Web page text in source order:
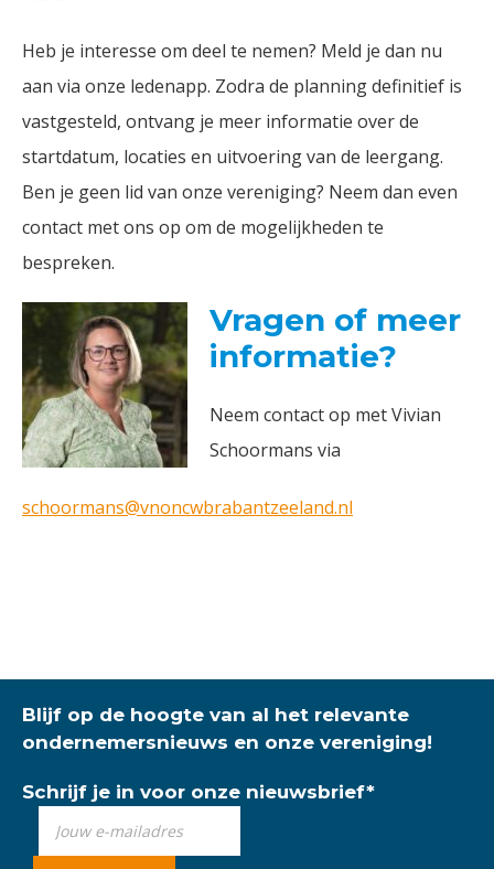
Heb je interesse om deel te nemen? Meld je dan nu
aan via onze ledenapp. Zodra de planning definitief is
vastgesteld, ontvang je meer informatie over de
startdatum, locaties en uitvoering van de leergang.
Ben je geen lid van onze vereniging? Neem dan even
contact met ons op om de mogelijkheden te
bespreken.
Vragen of meer
informatie?
Neem contact op met Vivian
Schoormans via
schoormans@vnoncwbrabantzeeland.nl
Blijf op de hoogte van al het relevante
ondernemersnieuws en onze vereniging!
Schrijf je in voor onze nieuwsbrief*